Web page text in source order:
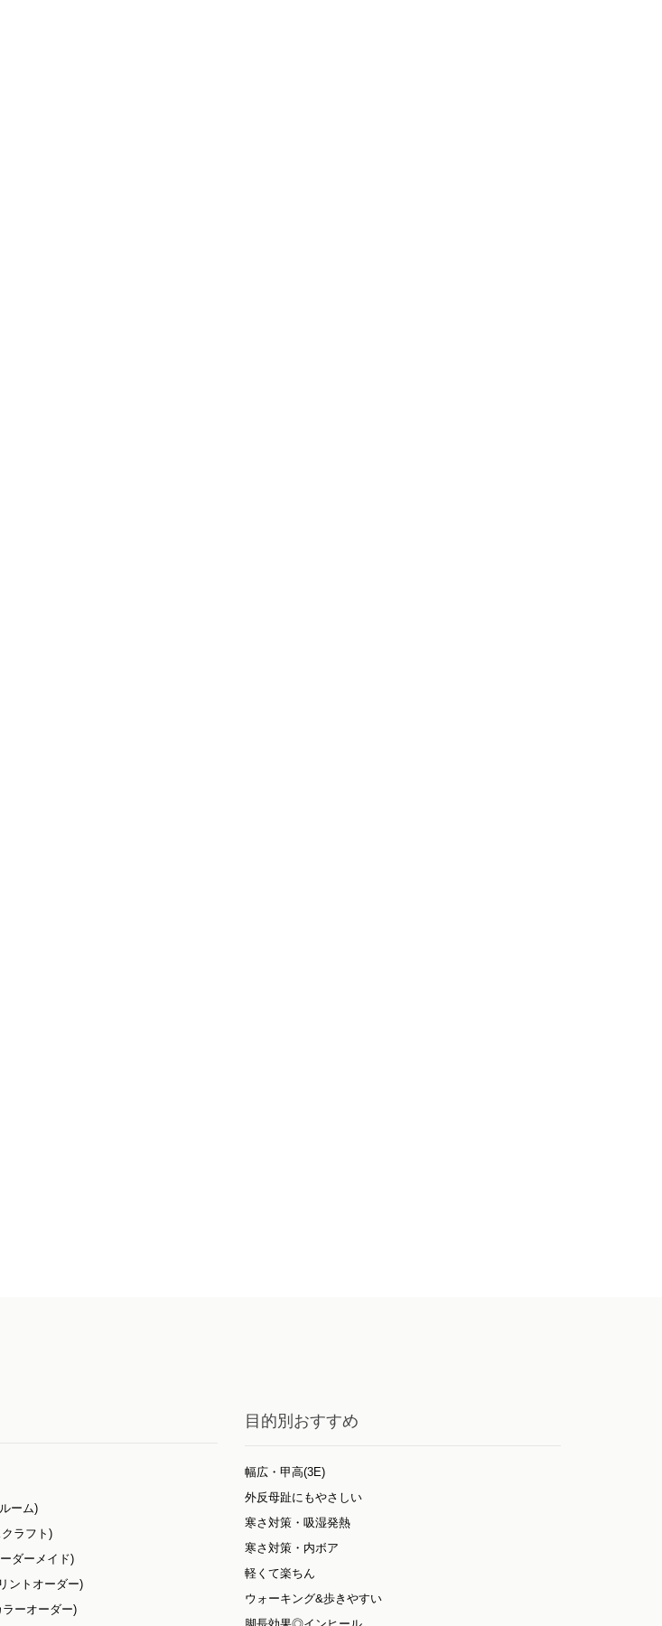
ーム)
ラフト)
ダーメイド)
ントオーダー)
ーオーダー)
目的別おすすめ
幅広・甲高(3E)
外反母趾にもやさしい
寒さ対策・吸湿発熱
寒さ対策・内ボア
軽くて楽ちん
ウォーキング&歩きやすい